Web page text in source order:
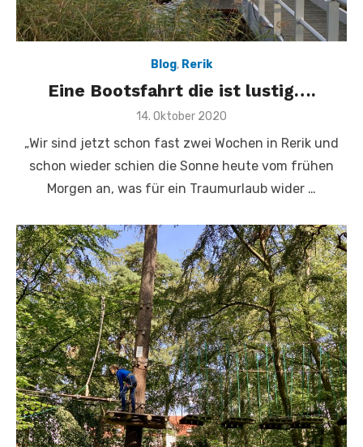
Blog, Rerik
Eine Bootsfahrt die ist lustig….
Veröffentlicht
14. Oktober 2020
„Wir sind jetzt schon fast zwei Wochen in Rerik und
schon wieder schien die Sonne heute vom frühen
Morgen an, was für ein Traumurlaub wider …